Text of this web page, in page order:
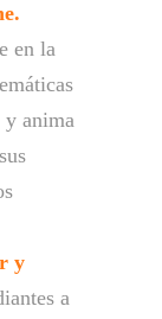
en la
y anima
y
a